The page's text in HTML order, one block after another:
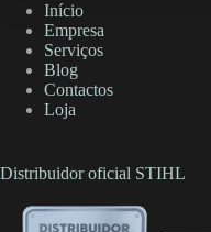
Início
Empresa
Serviços
Blog
Contactos
Loja
Distribuidor oficial STIHL